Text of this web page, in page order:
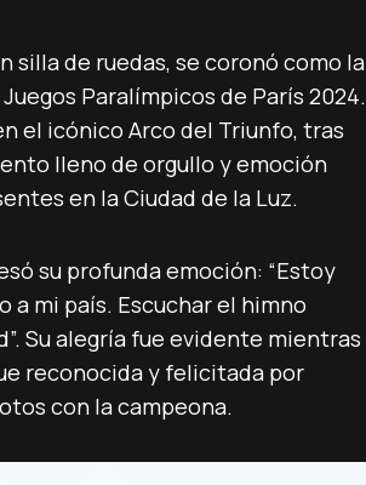
silla de ruedas, se coronó como la
Paralímpicos de París 2024.
el icónico Arco del Triunfo, tras
lleno de orgullo y emoción
en la Ciudad de la Luz.
su profunda emoción: “Estoy
mi país. Escuchar el himno
Su alegría fue evidente mientras
reconocida y felicitada por
con la campeona.